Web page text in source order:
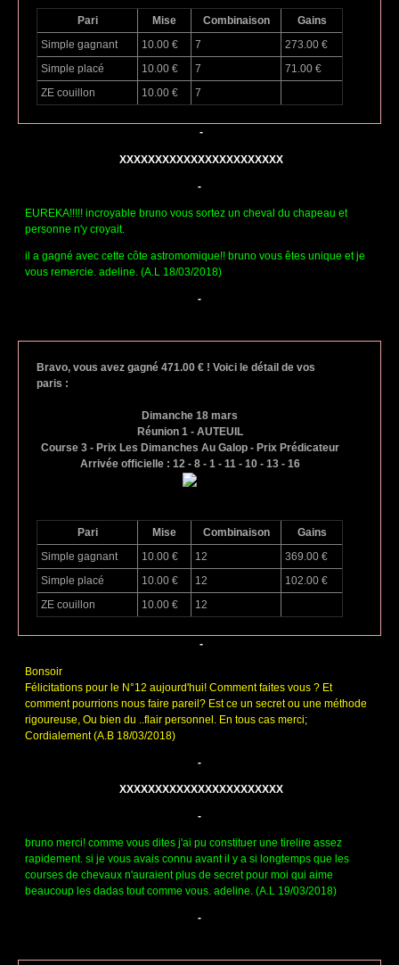
Pari Mise Combinaison
Gains
Simple gagnant
10.00 € 7
273.00 €
Simple placé
10.00 € 7
71.00 €
ZE couillon
10.00 € 7
-
XXXXXXXXXXXXXXXXXXXXXXX
-
EUREKA!!!!! incroyable bruno vous sortez un cheval du chapeau et
personne n'y croyait.
il a gagné avec cette côte astromomique!! bruno vous êtes unique et je
vous remercie. adeline. (A.L 18/03/2018)
-
Bravo, vous avez gagné 471.00 € ! Voici le détail de vos
paris :
Dimanche 18 mars
Réunion 1 - AUTEUIL
Course 3 - Prix Les Dimanches Au Galop - Prix Prédicateur
Arrivée officielle : 12 - 8 - 1 - 11 - 10 - 13 - 16
Pari Mise Combinaison
Gains
Simple gagnant
10.00 € 12
369.00 €
Simple placé
10.00 € 12
102.00 €
ZE couillon
10.00 € 12
-
Bonsoir
Félicitations pour le N°12 aujourd'hui! Comment faites vous ? Et
comment pourrions nous faire pareil? Est ce un secret ou une méthode
rigoureuse, Ou bien du ..flair personnel. En tous cas merci;
Cordialement (A.B 18/03/2018)
-
XXXXXXXXXXXXXXXXXXXXXXX
-
bruno merci! comme vous dites j'ai pu constituer une tirelire assez
rapidement. si je vous avais connu avant il y a si longtemps que les
courses de chevaux n'auraient plus de secret pour moi qui aime
beaucoup les dadas tout comme vous. adeline. (A.L 19/03/2018)
-